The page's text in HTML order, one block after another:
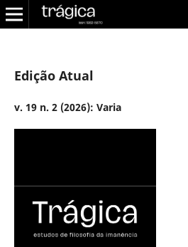
Edição Atual
v. 19 n. 2 (2026): Varia